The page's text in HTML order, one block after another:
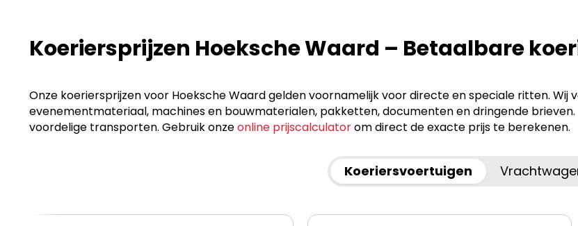
Koeriersprijzen Hoeksche Waard – Betaalbare
Onze koeriersprijzen voor Hoeksche Waard gelden voornamelijk voor directe en speciale ritten.
evenementmateriaal, machines en bouwmaterialen, pakketten, documenten en dringende
voordelige transporten. Gebruik onzeonline prijscalculatorom direct de exacte prijs te berekenen.
Koeriersvoertuigen